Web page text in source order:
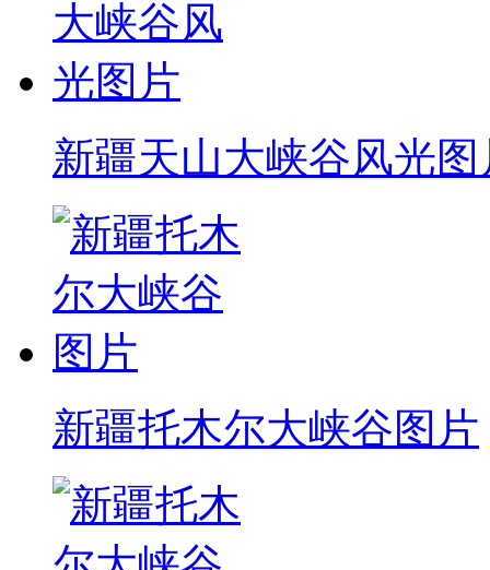
新疆天山大峡谷风光图
新疆托木尔大峡谷图片